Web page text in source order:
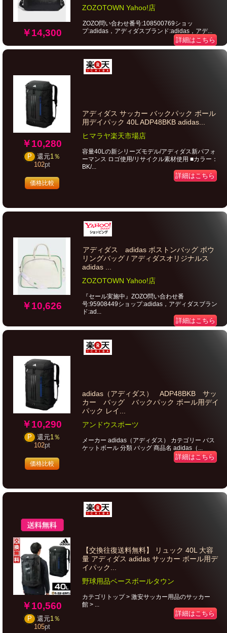
￥14,300
ZOZOTOWN Yahoo!店
ZOZO問い合わせ番号:108500769ショッ
プ:adidas，アディダスブランド:adidas，アデ...
詳細はこちら
￥10,280
P 還元1％
102pt
価格比較
アディダス サッカー バックパック ボール
用デイパック 40L ADP48BKB adidas...
ヒマラヤ楽天市場店
容量40Lの新シリーズモデル/アディダス新パフォ
ーマンス ロゴ使用/リサイクル素材使用 ■カラー：
BK/...
詳細はこちら
￥10,626
アディダス adidas ボストンバッグ ボウ
リングバッグ / アディダスオリジナルス
adidas ...
ZOZOTOWN Yahoo!店
『セール実施中』ZOZO問い合わせ番
号:95908449ショップ:adidas，アディダスブラン
ド:ad...
詳細はこちら
￥10,290
P 還元1％
102pt
価格比較
adidas（アディダス） ADP48BKB サッ
カー バッグ バックパック ボール用デイ
パック レイ...
アンドウスポーツ
メーカー adidas（アディダス） カテゴリー バス
ケットボール 分類 バッグ 商品名 adidas（...
詳細はこちら
￥10,560
P 還元1％
105pt
【交換往復送料無料】 リュック 40L 大容
量 アディダス adidas サッカー ボール用デ
イパック...
野球用品ベースボールタウン
カテゴリトップ > 激安サッカー用品のサッカー
館 > ...
詳細はこちら